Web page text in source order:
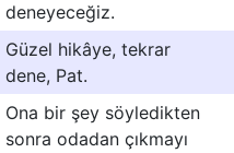
deneyeceğiz.
Güzel hikâye, tekrar
dene, Pat.
Ona bir şey söyledikten
sonra odadan çıkmayı